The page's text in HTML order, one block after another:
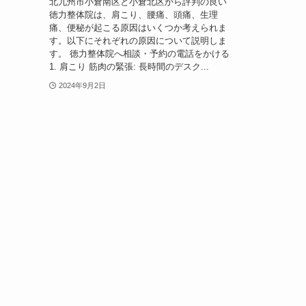
徳力整体院は、肩こり、腰痛、頭痛、生理
痛、便秘が起こる原因はいくつか考えられま
す。以下にそれぞれの原因について説明しま
す。 徳力整体院へ相談・予約の電話をかける
1. 肩こり 筋肉の緊張: 長時間のデスク...
2024年9月2日